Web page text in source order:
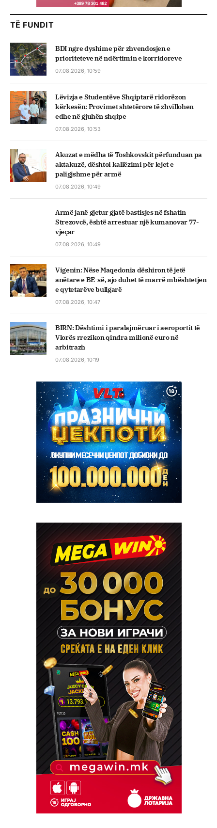
TË FUNDIT
BDI ngre dyshime për zhvendosjen e
prioriteteve në ndërtimin e korridoreve
07.08.2026, 10:59
Lëvizja e Studentëve Shqiptarë ridorëzon
kërkesën: Provimet shtetërore të zhvillohen
edhe në gjuhën shqipe
07.08.2026, 10:53
Akuzat e mëdha të Toshkovskit përfunduan pa
aktakuzë, dështoi kallëzimi për lejet e
paligjshme për armë
07.08.2026, 10:49
Armë janë gjetur gjatë bastisjes në fshatin
Strezovcë, është arrestuar një kumanovar 77-
vjeçar
07.08.2026, 10:49
Vigenin: Nëse Maqedonia dëshiron të jetë
anëtare e BE-së, ajo duhet të marrë mbështetjen
e qytetarëve bullgarë
07.08.2026, 10:47
BIRN: Dështimi i paralajmëruar i aeroportit të
Vlorës rrezikon qindra milionë euro në
arbitrazh
07.08.2026, 10:19